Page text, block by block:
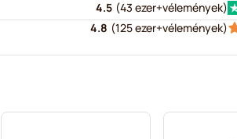
4.5 (43 ezer+vélemények)
4.8 (125 ezer+vélemények)